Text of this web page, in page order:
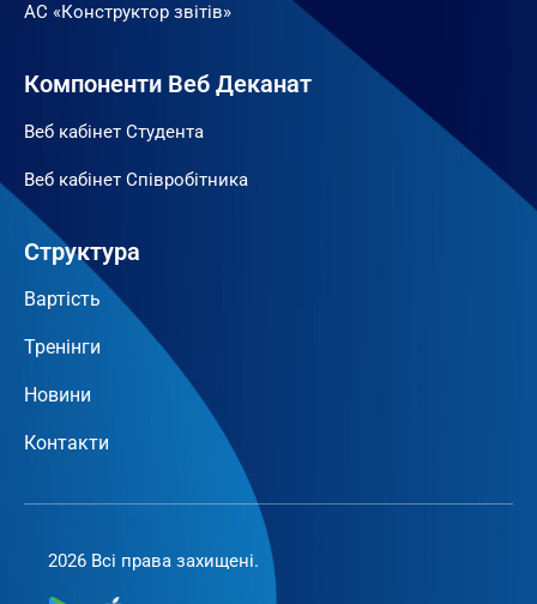
АС «Конструктор звітів»
Компоненти Веб Деканат
Веб кабінет Студента
Веб кабінет Співробітника
Структура
Вартість
Тренінги
Новини
Контакти
2026 Всі права захищені.